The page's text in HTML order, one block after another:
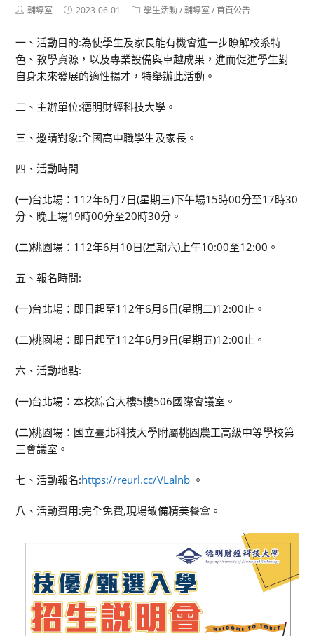
Post輔導室
Post2023-06-01
Post學生活動 / 輔導室 / 首頁公告
一、活動目的:為使學生及家長能有機會進一步瞭解校系特
色、教學資源，以及專業設備與卓越成果，進而促進學生對
自身未來發展的適性揚才，特舉辦此活動。
二、主辦單位:德明財經科技大學。
三、邀請對象:全國高中職學生及家長。
四、活動時間
(一)台北場：112年6月7日(星期三)下午場15時00分至17時30
分、晚上場19時00分至20時30分。
(二)桃園場：112年6月10日(星期六)上午10:00至12:00。
五、報名時間:
(一)台北場：即日起至112年6月6日(星期二)12:00止。
(二)桃園場：即日起至112年6月9日(星期五)12:00止。
六、活動地點:
(一)台北場：本校綜合大樓5樓506國際會議室。
(二)桃園場：國立臺北科技大學附屬桃園農工高級中等學校第
三會議室。
七、活動報名:https://reurl.cc/VLalnb 。
八、活動費用:完全免費,現場敬備精美餐盒。